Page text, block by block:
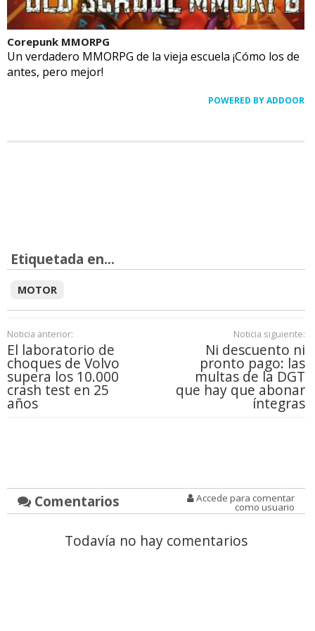
Corepunk MMORPG
Un verdadero MMORPG de la vieja escuela ¡Cómo los de
antes, pero mejor!
POWERED BY ADDOOR
Etiquetada en...
MOTOR
Noticia anterior:
El laboratorio de
choques de Volvo
supera los 10.000
crash test en 25
años
Noticia siguiente:
Ni descuento ni
pronto pago: las
multas de la DGT
que hay que abonar
íntegras
Comentarios Accede para comentar
como usuario
Todavía no hay comentarios